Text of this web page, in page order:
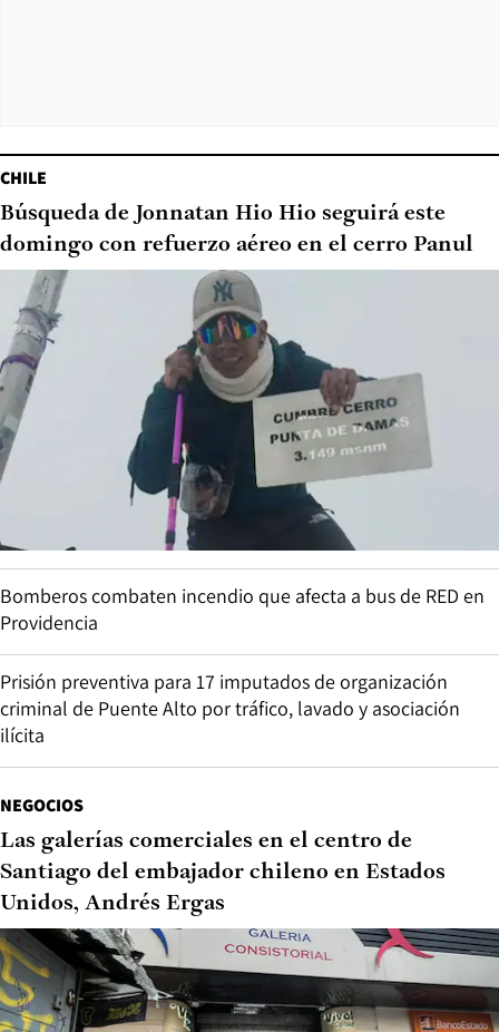
CHILE
Búsqueda de Jonnatan Hio Hio seguirá este
domingo con refuerzo aéreo en el cerro Panul
Bomberos combaten incendio que afecta a bus de RED en
Providencia
Prisión preventiva para 17 imputados de organización
criminal de Puente Alto por tráfico, lavado y asociación
ilícita
NEGOCIOS
Las galerías comerciales en el centro de
Santiago del embajador chileno en Estados
Unidos, Andrés Ergas